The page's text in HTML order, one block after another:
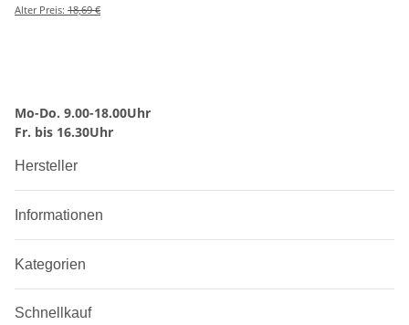
Alter Preis: 18,69 €
Mo-Do. 9.00-18.00Uhr
Fr. bis 16.30Uhr
Hersteller
Informationen
Kategorien
Schnellkauf